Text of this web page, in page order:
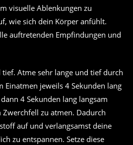
visuelle Ablenkungen zu
wie sich dein Körper anfühlt.
auftretenden Empfindungen und
Atme sehr lange und tief durch
Einatmen jeweils 4 Sekunden lang
4 Sekunden lang langsam
Zwerchfell zu atmen. Dadurch
auf und verlangsamst deine
zu entspannen. Setze diese